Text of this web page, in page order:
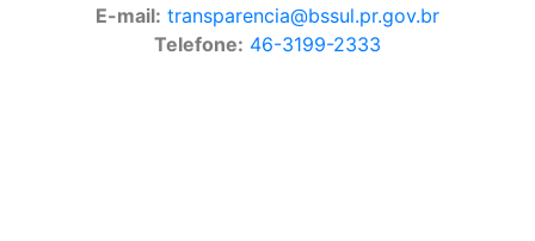
E-mail: transparencia@bssul.pr.gov.br
Telefone: 46-3199-2333